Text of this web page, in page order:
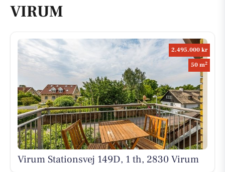
VIRUM
2.495.000 kr
50 m2
Virum Stationsvej 149D, 1 th, 2830 Virum